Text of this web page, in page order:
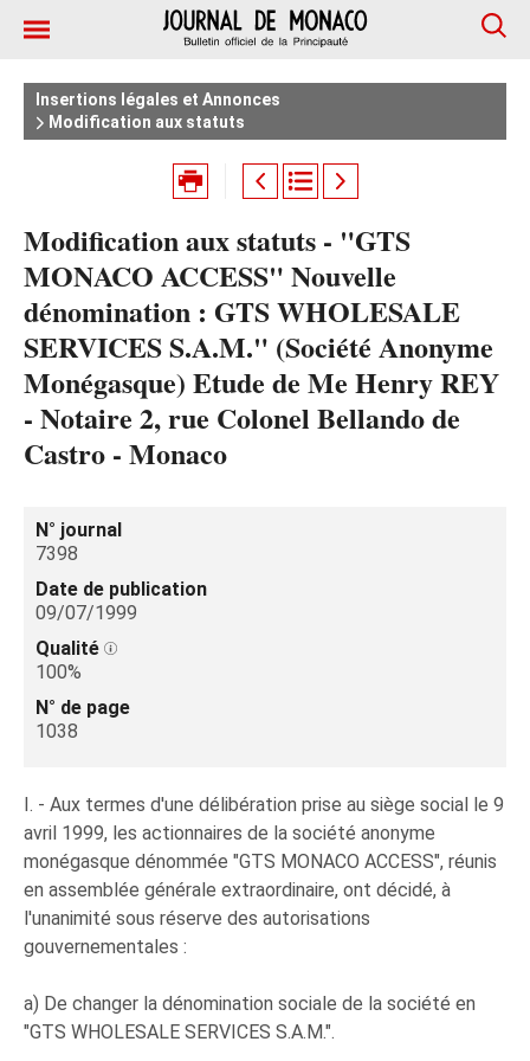
Insertions légales et Annonces
Modification aux statuts
Modification aux statuts - "GTS
MONACO ACCESS" Nouvelle
dénomination : GTS WHOLESALE
SERVICES S.A.M." (Société Anonyme
Monégasque) Etude de Me Henry REY
- Notaire 2, rue Colonel Bellando de
Castro - Monaco
N° journal
7398
Date de publication
09/07/1999
Qualité
100%
N° de page
1038
I. - Aux termes d'une délibération prise au siège social le 9
avril 1999, les actionnaires de la société anonyme
monégasque dénommée "GTS MONACO ACCESS", réunis
en assemblée générale extraordinaire, ont décidé, à
l'unanimité sous réserve des autorisations
gouvernementales :
a) De changer la dénomination sociale de la société en
"GTS WHOLESALE SERVICES S.A.M.".